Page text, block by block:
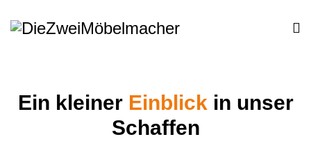
Ein kleiner Einblick in unser
Schaffen